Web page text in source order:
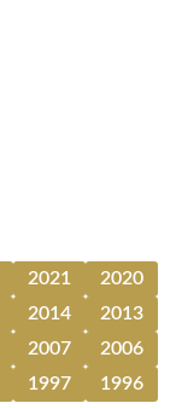
2021
2020
2014
2013
2007
2006
1997 1996